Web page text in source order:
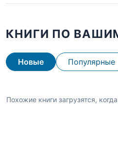
КНИГИ ПО
Новые Популярные
Похожие книги загрузятся,